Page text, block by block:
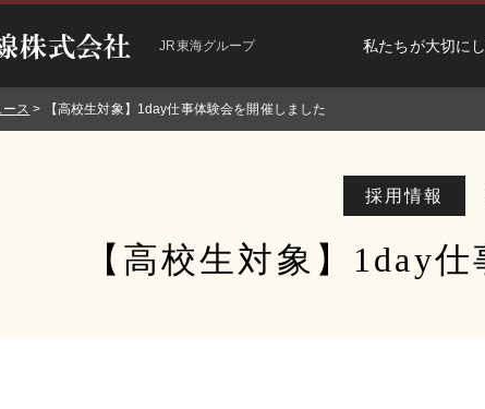
JR東海グループ 私たちが大切に
ース > 【高校生対象】1day仕事体験会を開催しました
採用情報
【高校生対象】1day